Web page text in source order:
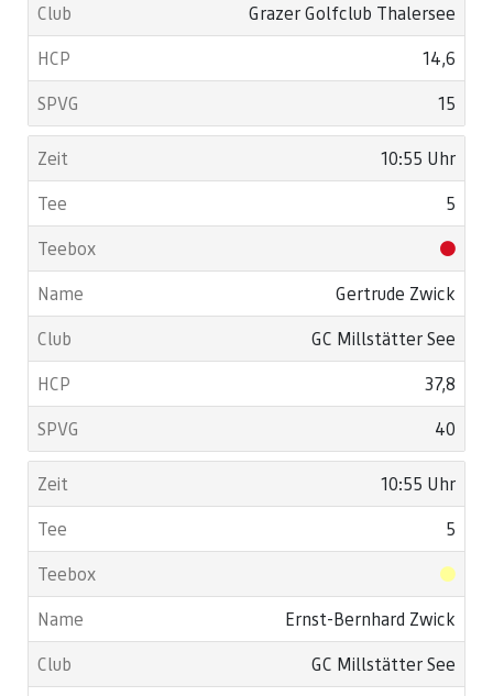
Grazer Golfclub Thalersee
14,6
15
10:55 Uhr
5
Gertrude Zwick
GC Millstätter See
37,8
40
10:55 Uhr
5
Ernst-Bernhard Zwick
GC Millstätter See